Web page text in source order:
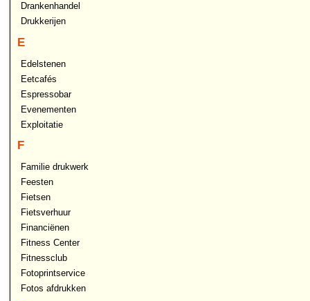
Drankenhandel
Drukkerijen
E
Edelstenen
Eetcafés
Espressobar
Evenementen
Exploitatie
F
Familie drukwerk
Feesten
Fietsen
Fietsverhuur
Financiënen
Fitness Center
Fitnessclub
Fotoprintservice
Fotos afdrukken